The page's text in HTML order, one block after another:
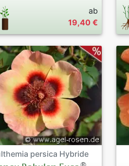
ab
19,40 €
persica Hybride